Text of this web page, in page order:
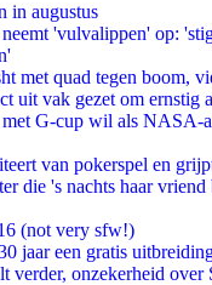
in augustus
'vulvalippen' op:
met quad tegen boom,
uit vak gezet om ernstig
G-cup wil als NASA-
van pokerspel en
die 's nachts haar vriend
(not very sfw!)
jaar een gratis
verder, onzekerheid over